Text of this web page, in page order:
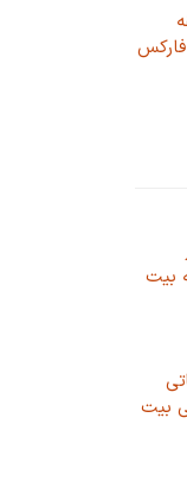
بیت
بیت